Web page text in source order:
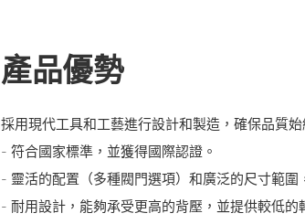
產品優勢
採用現代工具和工藝進行設計和製造，確保品質始
- 符合國家標準，並獲得國際認證。
- 靈活的配置（多種閥門選項）和廣泛的尺寸範圍
- 耐用設計，能夠承受更高的背壓，並提供較低的